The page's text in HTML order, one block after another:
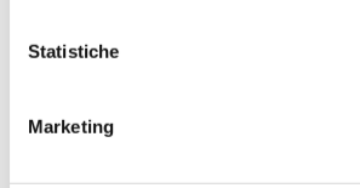
Statistiche
Marketing